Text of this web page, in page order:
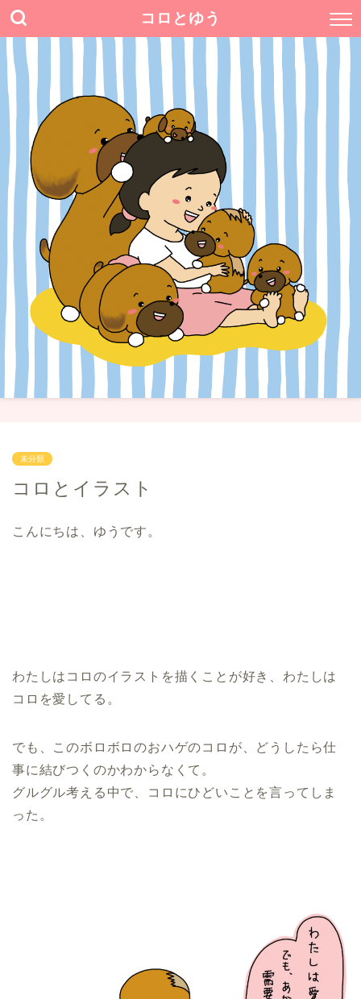
コロとゆう
未分類
コロとイラスト
こんにちは、ゆうです。
わたしはコロのイラストを描くことが好き、わたしは
コロを愛してる。
でも、このボロボロのおハゲのコロが、どうしたら仕
事に結びつくのかわからなくて。
グルグル考える中で、コロにひどいことを言ってしま
った。